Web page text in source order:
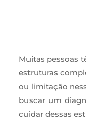
Muitas pessoas
estruturas
ou limitação
buscar um
cuidar dessas